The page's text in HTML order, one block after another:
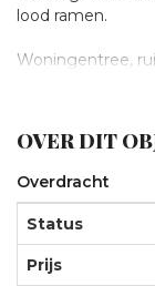
b,
lood ramen.
Woningentree,
slaapkamer,
koelkast,
douchecabine,
met
balkon aan de
deuren.
Bijzonderheden:
De gehele
OVER DIT
Overdracht
Status
Prijs